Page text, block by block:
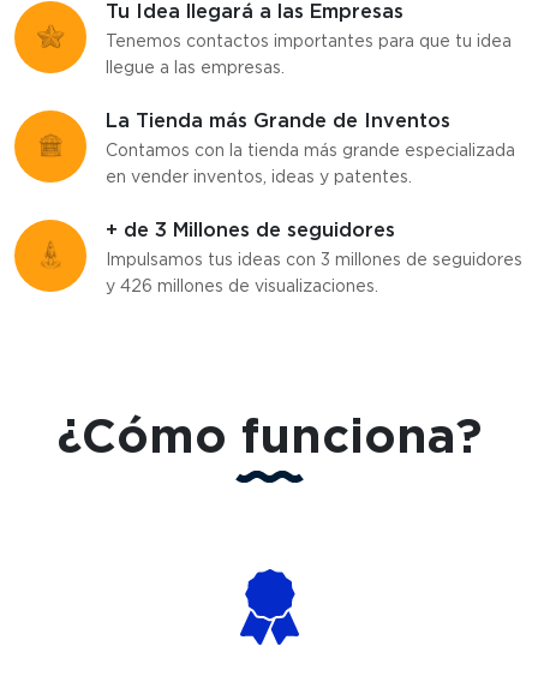
Tu Idea llegará a las Empresas
Tenemos contactos importantes para que tu idea
llegue a las empresas.
La Tienda más Grande de Inventos
Contamos con la tienda más grande especializada
en vender inventos, ideas y patentes.
+ de 3 Millones de seguidores
Impulsamos tus ideas con 3 millones de seguidores
y 426 millones de visualizaciones.
¿Cómo funciona?